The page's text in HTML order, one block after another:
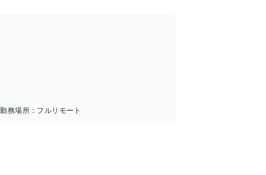
勤務場所： フルリモート